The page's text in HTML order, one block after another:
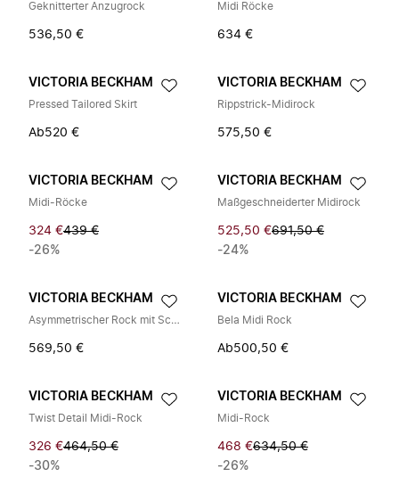
Geknitterter Anzugrock
536,50 €
Midi Röcke
634 €
VICTORIA BECKHAM
Pressed Tailored Skirt
Ab520 €
VICTORIA BECKHAM
Rippstrick-Midirock
575,50 €
VICTORIA BECKHAM
Midi-Röcke
324 €439 €
-26%
VICTORIA BECKHAM
Maßgeschneiderter Midirock
525,50 €691,50 €
-24%
VICTORIA BECKHAM
Asymmetrischer Rock mit Schlitzen
569,50 €
VICTORIA BECKHAM
Bela Midi Rock
Ab500,50 €
VICTORIA BECKHAM
Twist Detail Midi-Rock
326 €464,50 €
-30%
VICTORIA BECKHAM
Midi-Rock
468 €634,50 €
-26%